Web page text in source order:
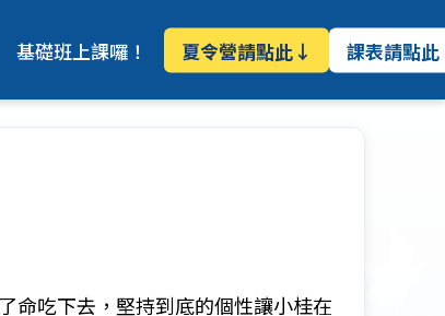
基礎班上課囉！ 夏令營請點此↓ 課表請點
命吃下去，堅持到底的個性讓小桂在